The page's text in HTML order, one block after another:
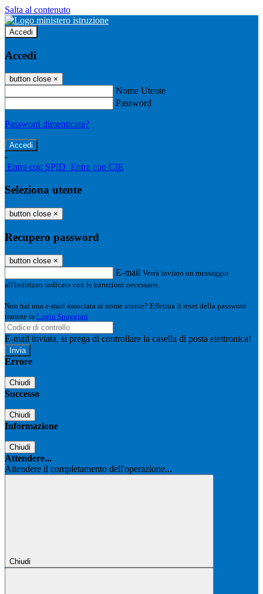
Salta al contenuto
Accedi
Accedi
button close ×
Nome Utente
Password
Password dimenticata?
-
Entra con SPID Entra con CIE
Seleziona utente
button close ×
Recupero password
button close ×
E-mail Verrà inviato un messaggio
all'indirizzo indicato con le istruzioni necessarie.
Non hai una e-mail associata al nome utente? Effettua il reset della password
tramite la Login Spaggiari
E-mail inviata, si prega di controllare la casella di posta elettronica!
Errore
Chiudi
Successo
Chiudi
Informazione
Chiudi
Attendere...
Attendere il completamento dell'operazione...
Chiudi